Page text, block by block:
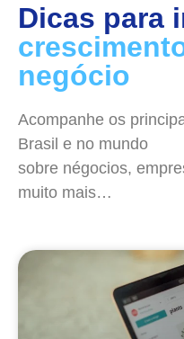
Dicas para
negócio
Acompanhe os
Brasil e no mundo
sobre négocios,
muito mais…